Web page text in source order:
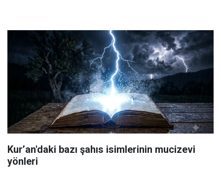
Kur’an'daki bazı şahıs isimlerinin mucizevi
yönleri